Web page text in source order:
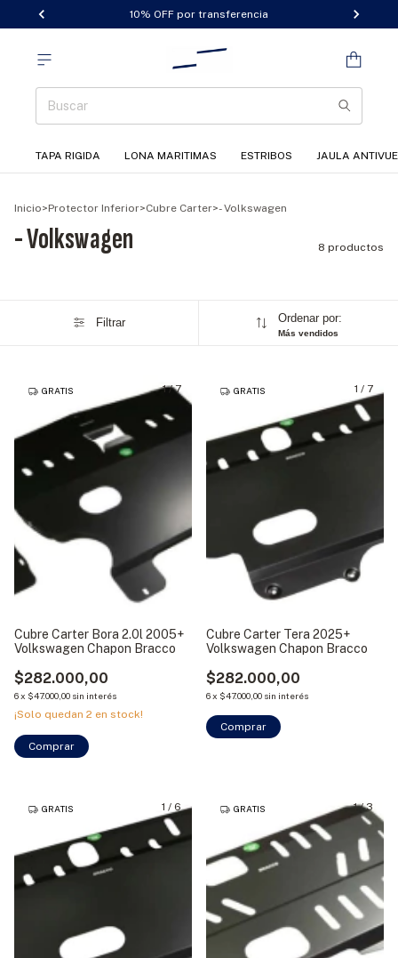
10% OFF por transferencia
TAPA RIGIDA LONA MARITIMAS ESTRIBOS JAULA
Inicio>Protector Inferior>Cubre Carter>- Volkswagen
- Volkswagen 8 productos
Filtrar Ordenar por:
Más vendidos
1/7
GRATIS
Cubre Carter Bora 2.0l 2005+
Volkswagen Chapon Bracco
$282.000,00
6x $47.000,00 sin interés
¡Solo quedan 2 en stock!
1 / 7
GRATIS
Cubre Carter Tera 2025+
Volkswagen Chapon Bracco
$282.000,00
6x $47.000,00 sin interés
1 / 6
GRATIS 1/3
GRATIS